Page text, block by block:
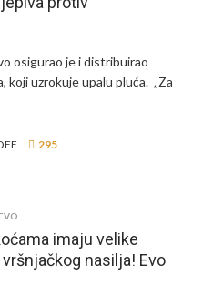
ŽIVOT”
osigurao je i distribuirao
koji uzrokuje upalu pluća. „Za
ON
DOZA
CJEPIVA
PROTIV
295
imaju velike
nasilja! Evo